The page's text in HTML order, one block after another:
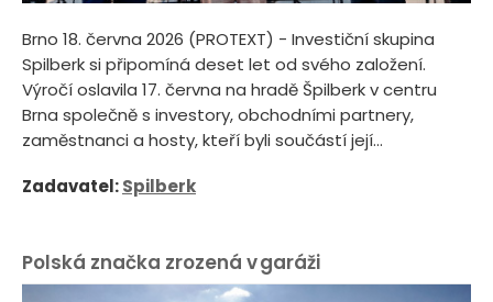
Brno 18. června 2026 (PROTEXT) - Investiční skupina
Spilberk si připomíná deset let od svého založení.
Výročí oslavila 17. června na hradě Špilberk v centru
Brna společně s investory, obchodními partnery,
zaměstnanci a hosty, kteří byli součástí její...
Zadavatel:Spilberk
Polská značka zrozená v garáži